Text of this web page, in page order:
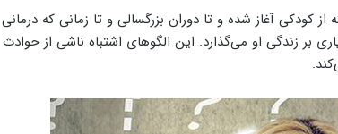
کودکی آغاز شده و تا دوران بزرگسالی و تا زمانی که درمانی
بر زندگی او می‌گذارد. این الگوهای اشتباه ناشی از حوادث